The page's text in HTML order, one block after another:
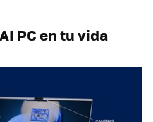
PC en tu vida